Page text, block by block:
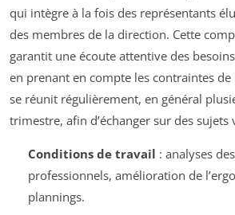
qui intègre à la fois des représentants
des membres de la direction. Cette
garantit une écoute attentive des
en prenant en compte les contraintes de
se réunit régulièrement, en général
trimestre, afin d’échanger sur des sujets
Conditions de travail : analyses
professionnels, amélioration de
plannings.